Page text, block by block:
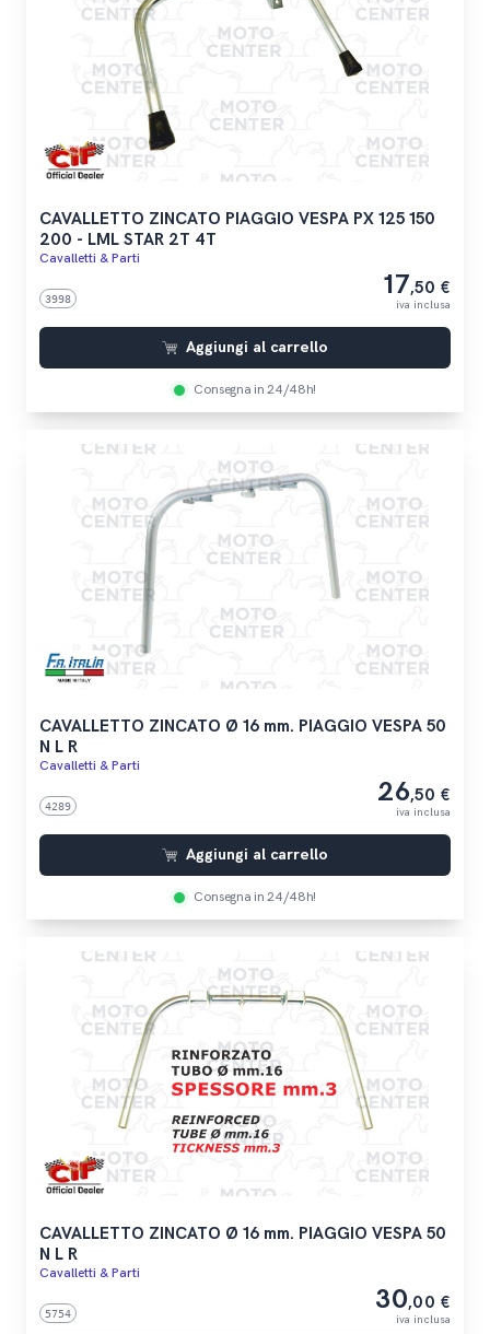
CAVALLETTO ZINCATO PIAGGIO VESPA PX 125 150
200 - LML STAR 2T 4T
Cavalletti & Parti
3998 17,50 €
iva inclusa
Aggiungi al carrello
Consegna in 24/48h!
CAVALLETTO ZINCATO Ø 16 mm. PIAGGIO VESPA 50
N L R
Cavalletti & Parti
4289 26,50 €
iva inclusa
Aggiungi al carrello
Consegna in 24/48h!
CAVALLETTO ZINCATO Ø 16 mm. PIAGGIO VESPA 50
N L R
Cavalletti & Parti
5754 30,00 €
iva inclusa